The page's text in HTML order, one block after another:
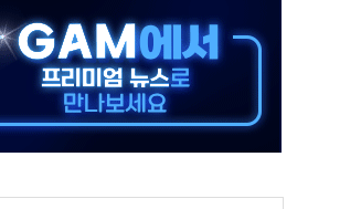
들 공포감 극대화 전략
상한가…마진 잔액은 사상 최고
차입이 더 큰 변수"